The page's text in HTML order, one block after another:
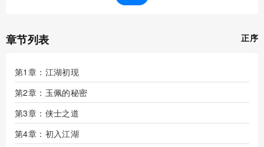
章节列表 正序
第1章：江湖初现
第2章：玉佩的秘密
第3章：侠士之道
第4章：初入江湖